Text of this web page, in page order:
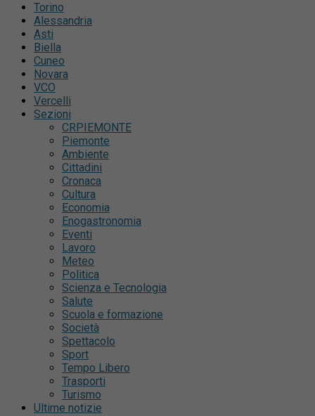
Torino
Alessandria
Asti
Biella
Cuneo
Novara
VCO
Vercelli
Sezioni
CRPIEMONTE
Piemonte
Ambiente
Cittadini
Cronaca
Cultura
Economia
Enogastronomia
Eventi
Lavoro
Meteo
Politica
Scienza e Tecnologia
Salute
Scuola e formazione
Società
Spettacolo
Sport
Tempo Libero
Trasporti
Turismo
Ultime notizie